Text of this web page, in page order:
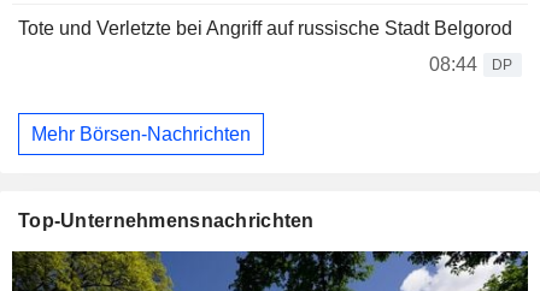
Tote und Verletzte bei Angriff auf russische Stadt Belgorod
08:44
DP
Mehr Börsen-Nachrichten
Top-Unternehmensnachrichten